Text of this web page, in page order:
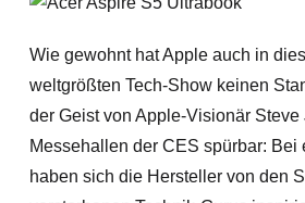
Wie gewohnt hat Apple auch in
weltgrößten Tech-Show keinen
der Geist von Apple-Visionär Steve
Messehallen der CES spürbar: Bei
haben sich die Hersteller von den